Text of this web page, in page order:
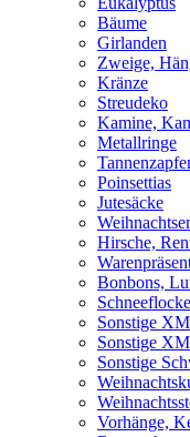
Bäume
Girlanden
Zweige,
Kränze
Streudeko
Kamine,
Metallringe
Poinsettias
Jutesäcke
Hirsche,
Bonbons,
Sonstige
Sonstige
Sonstige
Vorhänge,